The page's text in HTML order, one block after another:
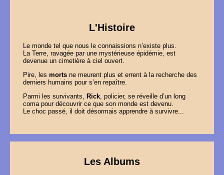
L'Histoire
Le monde tel que nous le connaissions n’existe plus.
La Terre, ravagée par une mystérieuse épidémie, est
devenue un cimetière à ciel ouvert.
Pire, les mortsne meurent plus et errent à la recherche des
derniers humains pour s’en repaître.
Parmi les survivants, Rick, policier, se réveille d’un long
coma pour découvrir ce que son monde est devenu.
Le choc passé, il doit désormais apprendre à survivre...
Les Albums